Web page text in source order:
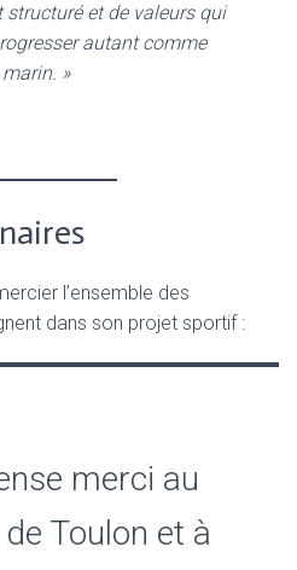
structuré et de valeurs qui
autant comme
»
l’ensemble des
dans son projet sportif :
merci au
Toulon et à